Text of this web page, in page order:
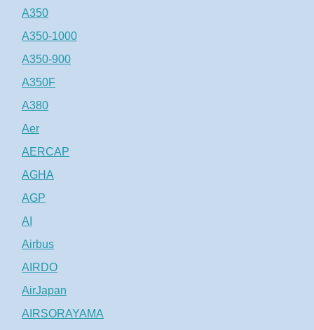
A350
A350-1000
A350-900
A350F
A380
Aer
AERCAP
AGHA
AGP
AI
Airbus
AIRDO
AirJapan
AIRSORAYAMA